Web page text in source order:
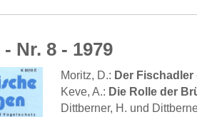
Nr. 8 - 1979
Moritz, D.: Der Fischadler
Keve, A.: Die Rolle der
Dittberner, H. und